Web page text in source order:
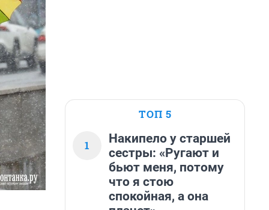
ТОП 5
1
Накипело у старшей
сестры: «Ругают и
бьют меня, потому
что я стою
спокойная, а она